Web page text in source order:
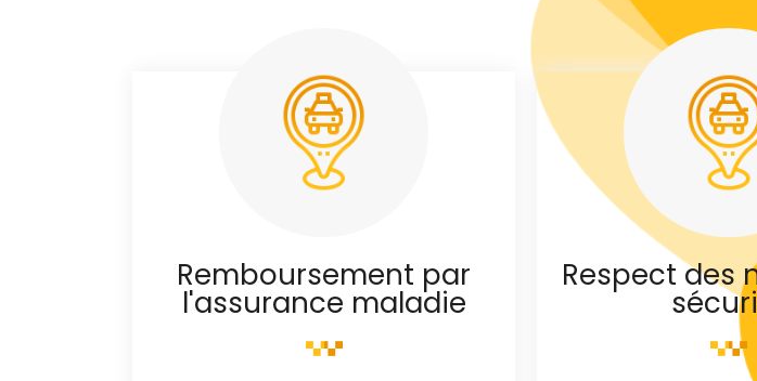
Remboursement par
l'assurance maladie
Respect des